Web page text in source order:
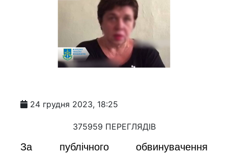
24 грудня 2023, 18:25
375959 ПЕРЕГЛЯДІВ
За публічного обвинувачення